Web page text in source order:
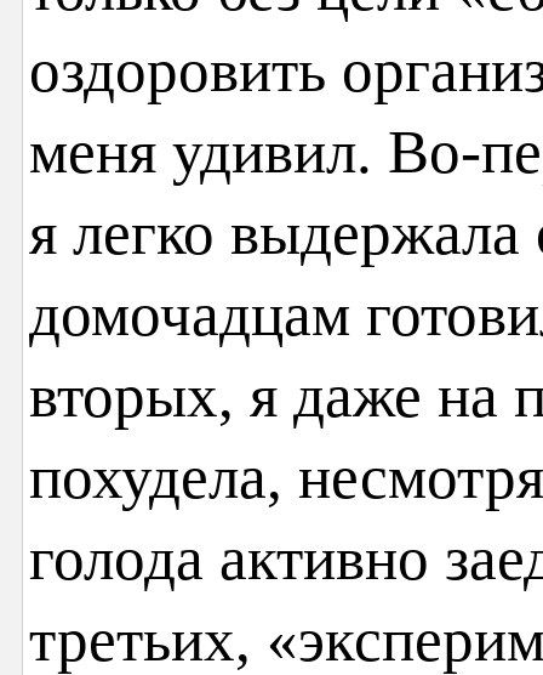
оздоровить
меня удивил. Во-
я легко выдержала
домочадцам
вторых, я даже на
похудела,
голода активно
третьих,